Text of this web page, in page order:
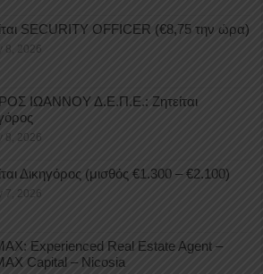
SECURITY OFFICER (€8,75 την ώρα)
8, 2026
ΙΩΑΝΝΟΥ Δ.Ε.Π.Ε.: Ζητείται
8, 2026
Δικηγόρος (μισθός €1.300 – €2.100)
7, 2026
Experienced Real Estate Agent –
Capital – Nicosia